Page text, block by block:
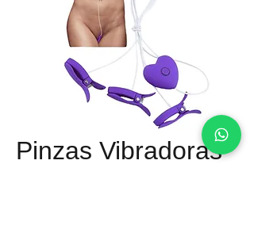
Pinzas Vibradoras